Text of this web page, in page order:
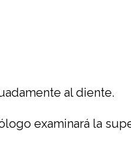
al diente.
examinará la